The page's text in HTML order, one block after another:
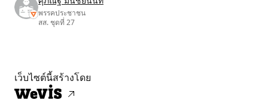
พรรคประชาชน
สส. ชุดที่ 27
เว็บไซต์นี้สร้างโดย